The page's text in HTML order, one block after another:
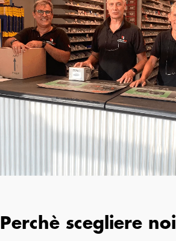
Perchè scegliere noi